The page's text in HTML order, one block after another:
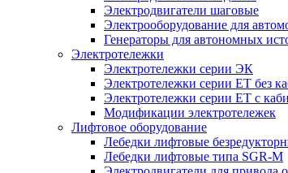
Электродвигатели шаговые
Электрооборудование для
Генераторы для автономных
Электротележки
Электротележки серии ЭК
Электротележки серии ЕТ без
Электротележки серии ЕТ с
Модификации электротележек
Лифтовое оборудование
Лебедки лифтовые
Лебедки лифтовые типа SGR-M